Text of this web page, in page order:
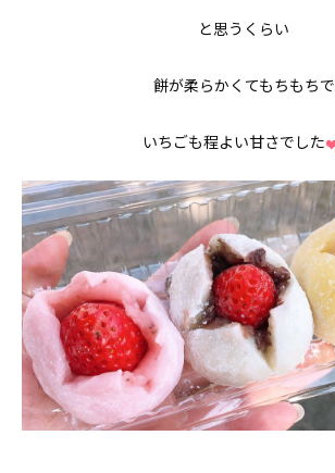
と思うくらい
餅が柔らかくてもちもちで
いちごも程よい甘さでした